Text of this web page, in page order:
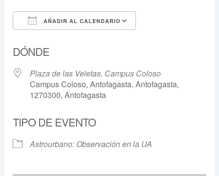
AÑADIR AL CALENDARIO
DÓNDE
Plaza de las Veletas, Campus Coloso
Campus Coloso, Antofagasta, Antofagasta,
1270300, Antofagasta
TIPO DE EVENTO
Astrourbano: Observación en la UA